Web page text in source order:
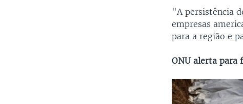
"A persistência
empresas
para a região e
ONU alerta para